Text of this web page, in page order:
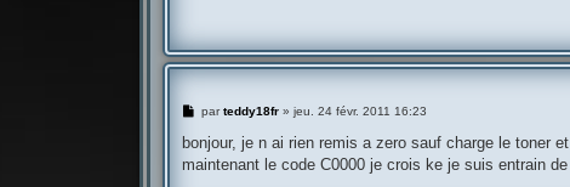
M
s
a
parteddy18fr »jeu. 24 févr. 2011 16:23
bonjour, je n ai rien remis a zero sauf charge le toner
maintenant le code C0000 je crois ke je suis entrain